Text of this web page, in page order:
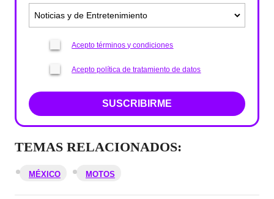
Acepto términos y condiciones
Acepto política de tratamiento de datos
SUSCRIBIRME
TEMAS RELACIONADOS:
MÉXICO MOTOS